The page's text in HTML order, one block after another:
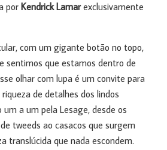
por Kendrick Lamarexclusivamente
com um gigante botão no topo,
sentimos que estamos dentro de
olhar com lupa é um convite para
de detalhes dos lindos
a um pela Lesage, desde os
tweeds ao casacos que surgem
translúcida que nada escondem.